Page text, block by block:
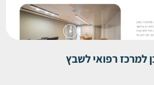
למרכז רפואי לשבץ